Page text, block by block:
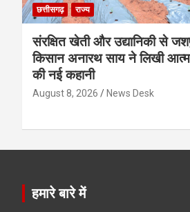
छत्तीसगढ़ राज्य
संरक्षित खेती और उद्यानिकी से
किसान अनारथ साय ने लिखी
की नई कहानी
August 8, 2026 News Desk
हमारे बारे में